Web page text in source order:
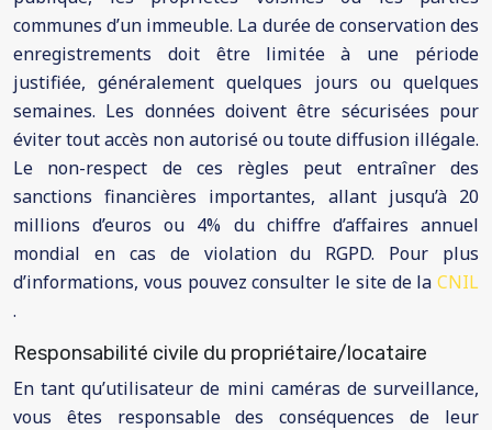
communes d’un immeuble. La durée de conservation des
enregistrements doit être limitée à une période
justifiée, généralement quelques jours ou quelques
semaines. Les données doivent être sécurisées pour
éviter tout accès non autorisé ou toute diffusion illégale.
Le non-respect de ces règles peut entraîner des
sanctions financières importantes, allant jusqu’à 20
millions d’euros ou 4% du chiffre d’affaires annuel
mondial en cas de violation du RGPD. Pour plus
d’informations, vous pouvez consulter le site de la CNIL
.
Responsabilité civile du propriétaire/locataire
En tant qu’utilisateur de mini caméras de surveillance,
vous êtes responsable des conséquences de leur